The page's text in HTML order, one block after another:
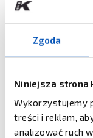
Zgoda
Niniejsza strona
Wykorzystujemy
treści i reklam,
analizować ruch
miejscu, w
GK/GX DT
noszenia
Dla drukarek
Print DNA.